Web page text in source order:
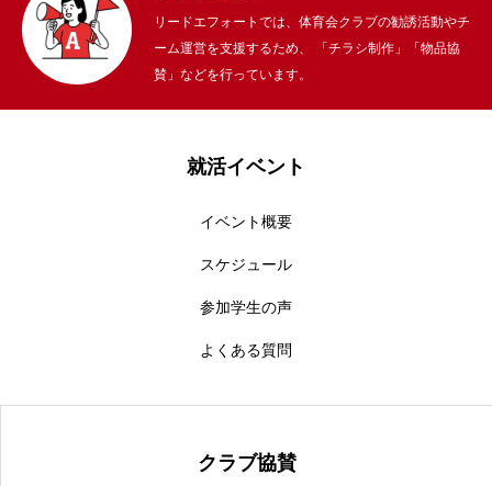
リードエフォートでは、体育会クラブの勧誘活動やチ
ーム運営を支援するため、 「チラシ制作」「物品協
賛」などを行っています。
就活イベント
イベント概要
スケジュール
参加学生の声
よくある質問
クラブ協賛